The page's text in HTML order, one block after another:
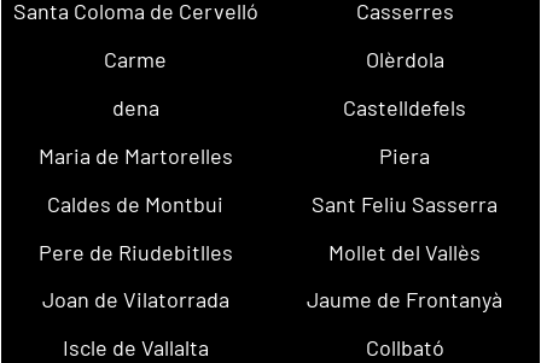
Santa Coloma de Cervelló
Casserres
Carme
Olèrdola
dena
Castelldefels
Maria de Martorelles
Piera
Caldes de Montbui
Sant Feliu Sasserra
Pere de Riudebitlles
Mollet del Vallès
Joan de Vilatorrada
Jaume de Frontanyà
Iscle de Vallalta
Collbató